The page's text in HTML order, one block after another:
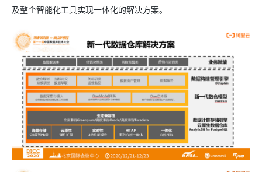
及整个智能化工具实现一体化的解决方案。